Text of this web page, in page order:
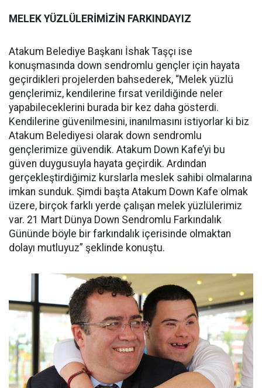
MELEK YÜZLÜLERİMİZİN FARKINDAYIZ
Atakum Belediye Başkanı İshak Taşçı ise
konuşmasında down sendromlu gençler için hayata
geçirdikleri projelerden bahsederek, “Melek yüzlü
gençlerimiz, kendilerine fırsat verildiğinde neler
yapabileceklerini burada bir kez daha gösterdi.
Kendilerine güvenilmesini, inanılmasını istiyorlar ki biz
Atakum Belediyesi olarak down sendromlu
gençlerimize güvendik. Atakum Down Kafe’yi bu
güven duygusuyla hayata geçirdik. Ardından
gerçekleştirdiğimiz kurslarla meslek sahibi olmalarına
imkan sunduk. Şimdi başta Atakum Down Kafe olmak
üzere, birçok farklı yerde çalışan melek yüzlülerimiz
var. 21 Mart Dünya Down Sendromlu Farkındalık
Gününde böyle bir farkındalık içerisinde olmaktan
dolayı mutluyuz” şeklinde konuştu.